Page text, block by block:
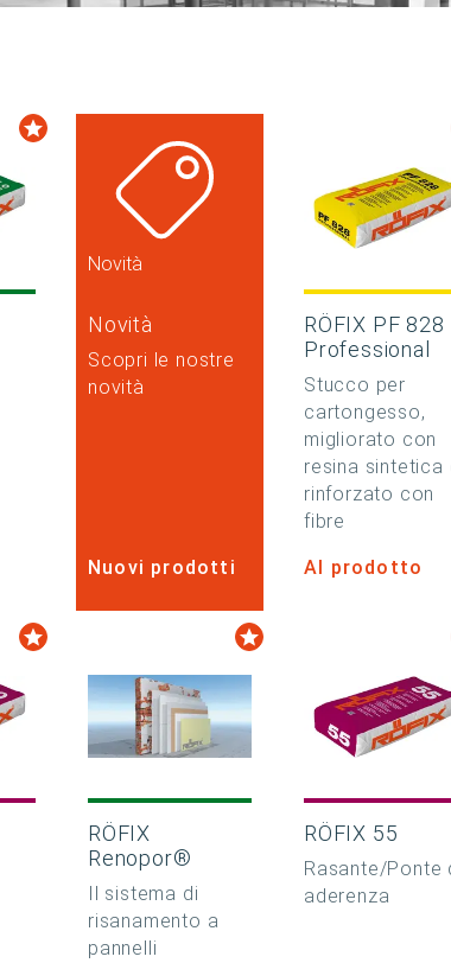
Novità
Novità
Scopri le nostre
novità
Nuovi prodotti
RÖFIX PF 828
Professional
Stucco per
cartongesso,
migliorato con
resina sintetica
rinforzato con
fibre
Al prodotto
RÖFIX
Renopor®
Il sistema di
risanamento a
pannelli
RÖFIX 55
Rasante/Ponte
aderenza